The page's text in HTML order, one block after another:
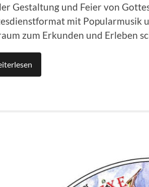
Gestaltung und Feier von
mit Popularmusik
zum Erkunden und Erleben